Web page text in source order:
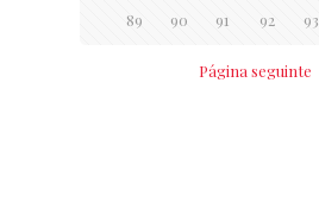
89 90 91 92 93
Página seguinte